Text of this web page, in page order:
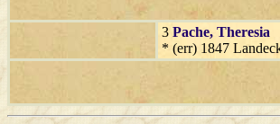
3 Pache, Theresia
* (err) 1847